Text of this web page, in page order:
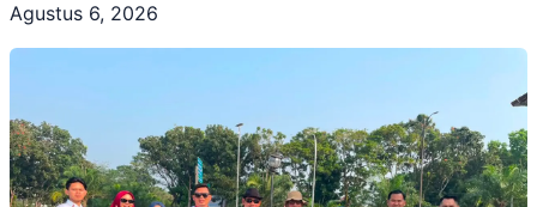
Agustus 6, 2026